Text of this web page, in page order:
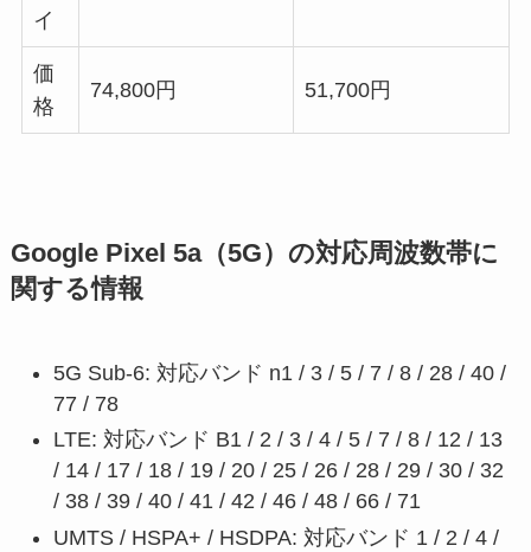
イ
価
格
74,800円 51,700円
Google Pixel 5a（5G）の対応周波数帯に
関する情報
5G Sub-6: 対応バンド n1 / 3 / 5 / 7 / 8 / 28 / 40 /
77 / 78
LTE: 対応バンド B1 / 2 / 3 / 4 / 5 / 7 / 8 / 12 / 13
/ 14 / 17 / 18 / 19 / 20 / 25 / 26 / 28 / 29 / 30 / 32
/ 38 / 39 / 40 / 41 / 42 / 46 / 48 / 66 / 71
UMTS / HSPA+ / HSDPA: 対応バンド 1 / 2 / 4 /